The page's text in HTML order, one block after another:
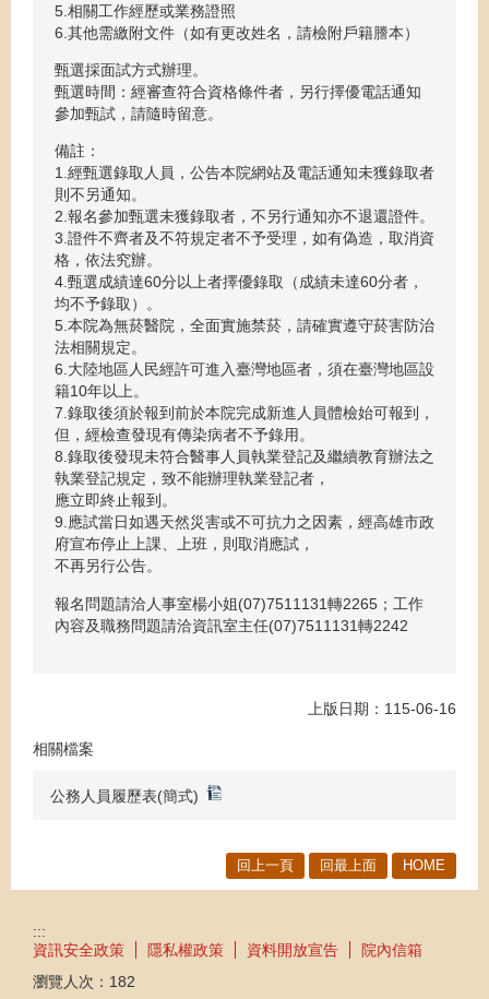
5.相關工作經歷或業務證照
6.其他需繳附文件（如有更改姓名，請檢附戶籍謄本）
甄選採面試方式辦理。
甄選時間：經審查符合資格條件者，另行擇優電話通知
參加甄試，請隨時留意。
備註：
1.經甄選錄取人員，公告本院網站及電話通知未獲錄取者
則不另通知。
2.報名參加甄選未獲錄取者，不另行通知亦不退還證件。
3.證件不齊者及不符規定者不予受理，如有偽造，取消資
格，依法究辦。
4.甄選成績達60分以上者擇優錄取（成績未達60分者，
均不予錄取）。
5.本院為無菸醫院，全面實施禁菸，請確實遵守菸害防治
法相關規定。
6.大陸地區人民經許可進入臺灣地區者，須在臺灣地區設
籍10年以上。
7.錄取後須於報到前於本院完成新進人員體檢始可報到，
但，經檢查發現有傳染病者不予錄用。
8.錄取後發現未符合醫事人員執業登記及繼續教育辦法之
執業登記規定，致不能辦理執業登記者，
應立即終止報到。
9.應試當日如遇天然災害或不可抗力之因素，經高雄市政
府宣布停止上課、上班，則取消應試，
不再另行公告。
報名問題請洽人事室楊小姐(07)7511131轉2265；工作
內容及職務問題請洽資訊室主任(07)7511131轉2242
上版日期：115-06-16
相關檔案
公務人員履歷表(簡式)
回上一頁 回最上面 HOME
:::
資訊安全政策
隱私權政策 資料開放宣告
院內信箱
瀏覽人次： 182